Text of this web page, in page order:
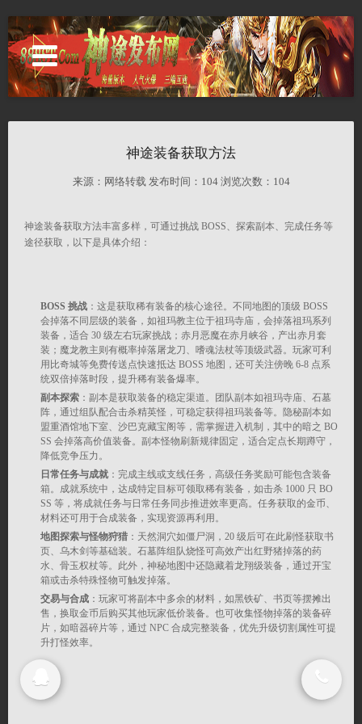
新开神途版本开服表
今日刚开一秒神途
神途手游发布网
Copyright 2025-2030
神途发布网_神途手游发布网站_新开找神途开
服表 All rights reserved.
神途装备获取方法
来源：网络转载 发布时间： 104 浏览次数： 104
神途装备获取方法丰富多样，可通过挑战 BOSS、探索副本、完成任务等
途径获取，以下是具体介绍：
BOSS 挑战 ：这是获取稀有装备的核心途径。不同地图的顶级 BOSS
会掉落不同层级的装备，如祖玛教主位于祖玛寺庙，会掉落祖玛系列
装备，适合 30 级左右玩家挑战；赤月恶魔在赤月峡谷，产出赤月套
装；魔龙教主则有概率掉落屠龙刀、嗜魂法杖等顶级武器。玩家可利
用比奇城等免费传送点快速抵达 BOSS 地图，还可关注傍晚 6-8 点系
统双倍掉落时段，提升稀有装备爆率。
副本探索 ：副本是获取装备的稳定渠道。团队副本如祖玛寺庙、石墓
阵，通过组队配合击杀精英怪，可稳定获得祖玛装备等。隐秘副本如
盟重酒馆地下室、沙巴克藏宝阁等，需掌握进入机制，其中的暗之 BO
SS 会掉落高价值装备。副本怪物刷新规律固定，适合定点长期蹲守，
降低竞争压力。
日常任务与成就 ：完成主线或支线任务，高级任务奖励可能包含装备
箱。成就系统中，达成特定目标可领取稀有装备，如击杀 1000 只 BO
SS 等，将成就任务与日常任务同步推进效率更高。任务获取的金币、
材料还可用于合成装备，实现资源再利用。
地图探索与怪物狩猎 ：天然洞穴如僵尸洞，20 级后可在此刷怪获取书
页、乌木剑等基础装。石墓阵组队烧怪可高效产出红野猪掉落的药
水、骨玉权杖等。此外，神秘地图中还隐藏着龙翔级装备，通过开宝
箱或击杀特殊怪物可触发掉落。
交易与合成 ：玩家可将副本中多余的材料，如黑铁矿、书页等摆摊出
售，换取金币后购买其他玩家低价装备。也可收集怪物掉落的装备碎
片，如暗器碎片等，通过 NPC 合成完整装备，优先升级切割属性可提
升打怪效率。